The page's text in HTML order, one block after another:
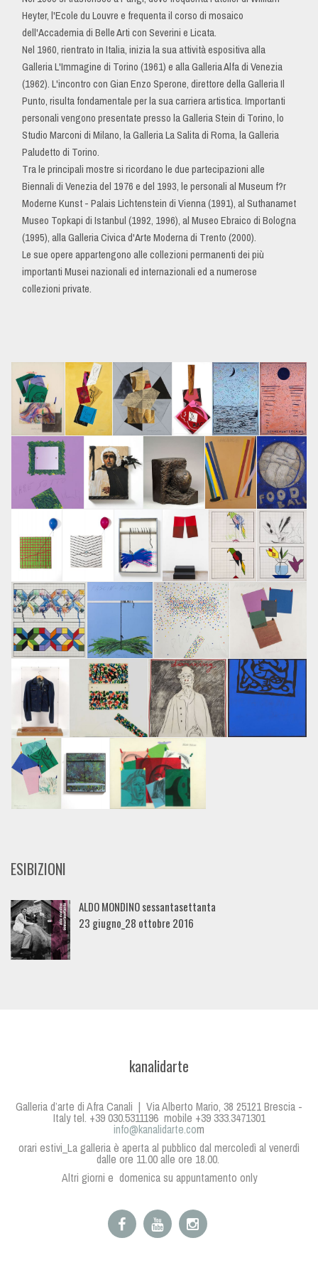
Heyter, l'Ecole du Louvre e frequenta il corso di mosaico
dell'Accademia di Belle Arti con Severini e Licata.
Nel 1960, rientrato in Italia, inizia la sua attività espositiva alla
Galleria L'Immagine di Torino (1961) e alla Galleria Alfa di Venezia
(1962). L'incontro con Gian Enzo Sperone, direttore della Galleria Il
Punto, risulta fondamentale per la sua carriera artistica. Importanti
personali vengono presentate presso la Galleria Stein di Torino, lo
Studio Marconi di Milano, la Galleria La Salita di Roma, la Galleria
Paludetto di Torino.
Tra le principali mostre si ricordano le due partecipazioni alle
Biennali di Venezia del 1976 e del 1993, le personali al Museum f?r
Moderne Kunst - Palais Lichtenstein di Vienna (1991), al Suthanamet
Museo Topkapi di Istanbul (1992, 1996), al Museo Ebraico di Bologna
(1995), alla Galleria Civica d'Arte Moderna di Trento (2000).
Le sue opere appartengono alle collezioni permanenti dei più
importanti Musei nazionali ed internazionali ed a numerose
collezioni private.
ESIBIZIONI
ALDO MONDINO sessantasettanta
23 giugno_28 ottobre 2016
kanalidarte
Galleria d’arte di Afra Canali | Via Alberto Mario, 38 25121 Brescia -
Italy tel. +39 030.5311196 mobile +39 333.3471301
info@kanalidarte.com
orari estivi_La galleria è aperta al pubblico dal mercoledì al venerdì
dalle ore 11.00 alle ore 18.00.
Altri giorni e domenica su appuntamento only